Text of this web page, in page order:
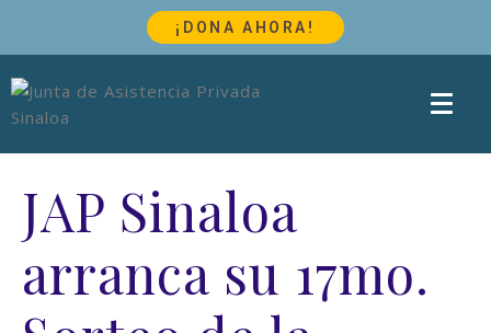
¡DONA AHORA!
JAP Sinaloa
arranca su 17mo.